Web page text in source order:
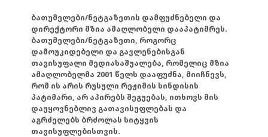
ბათუმელები/ნეტგაზეთის დამფუძნებელი და
დირექტორი მზია ამაღლობელი დააპატიმრეს.
ბათუმელები/ნეტგაზეთი, როგორც
დამოუკიდებელი და გავლენებისგან
თავისუფალი მედიასაშუალება, რომელიც მზია
ამაღლობელმა 2001 წელს დააფუძნა, მიიჩნევს,
რომ ის არის რუსული რეჟიმის სინდისის
პატიმარი, არ აპირებს შეგუებას, ითხოვს მის
დაუყოვნებლივ გათავისუფლებას და
აგრძელებს ბრძოლას სიტყვის
თავისუფლებისთვის.